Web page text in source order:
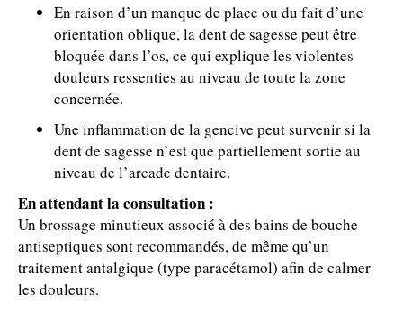
En raison d’un manque de place ou du fait d’une
orientation oblique, la dent de sagesse peut être
bloquée dans l’os, ce qui explique les violentes
douleurs ressenties au niveau de toute la zone
concernée.
Une inflammation de la gencive peut survenir si la
dent de sagesse n’est que partiellement sortie au
niveau de l’arcade dentaire.
En attendant la consultation :
Un brossage minutieux associé à des bains de bouche
antiseptiques sont recommandés, de même qu’un
traitement antalgique (type paracétamol) afin de calmer
les douleurs.